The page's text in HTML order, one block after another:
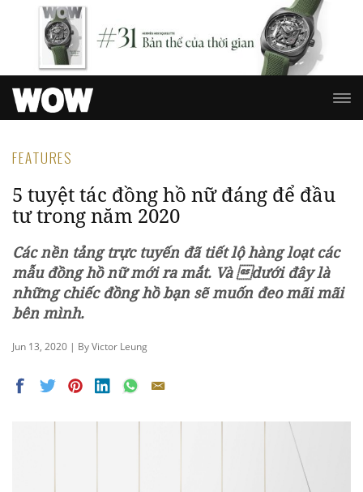
FEATURES
5 tuyệt tác đồng hồ nữ đáng để đầu
tư trong năm 2020
Các nền tảng trực tuyến đã tiết lộ hàng loạt các
mẫu đồng hồ nữ mới ra mắt. Và dưới đây là
những chiếc đồng hồ bạn sẽ muốn đeo mãi mãi
bên mình.
Jun 13, 2020 | By Victor Leung